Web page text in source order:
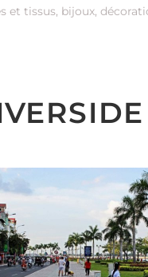
et tissus, bijoux,